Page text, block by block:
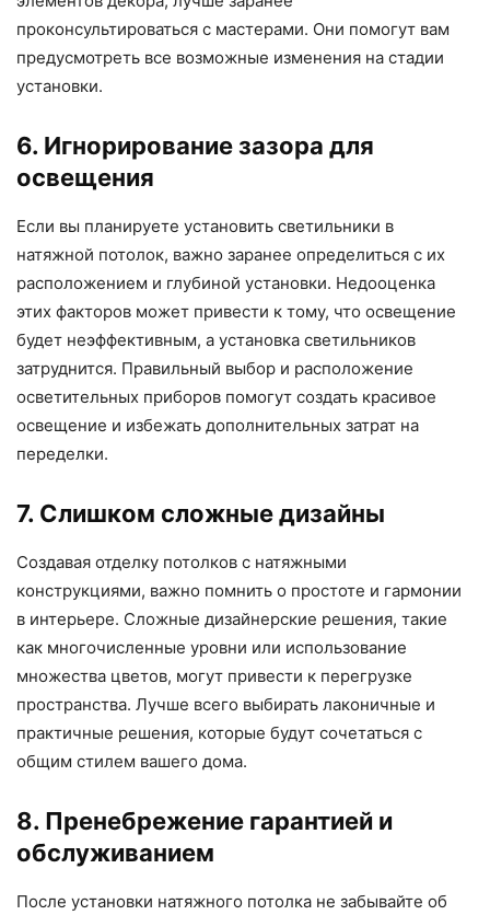
проконсультироваться с мастерами. Они помогут вам
предусмотреть все возможные изменения на стадии
установки.
6. Игнорирование зазора для
освещения
Если вы планируете установить светильники в
натяжной потолок, важно заранее определиться с их
расположением и глубиной установки. Недооценка
этих факторов может привести к тому, что освещение
будет неэффективным, а установка светильников
затруднится. Правильный выбор и расположение
осветительных приборов помогут создать красивое
освещение и избежать дополнительных затрат на
переделки.
7. Слишком сложные дизайны
Создавая отделку потолков с натяжными
конструкциями, важно помнить о простоте и гармонии
в интерьере. Сложные дизайнерские решения, такие
как многочисленные уровни или использование
множества цветов, могут привести к перегрузке
пространства. Лучше всего выбирать лаконичные и
практичные решения, которые будут сочетаться с
общим стилем вашего дома.
8. Пренебрежение гарантией и
обслуживанием
После установки натяжного потолка не забывайте об